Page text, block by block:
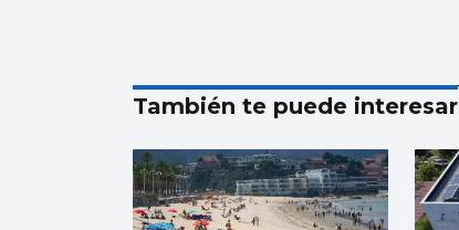
También te puede interesar